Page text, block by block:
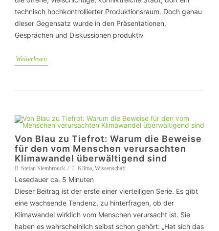
technisch hochkontrollierter Produktionsraum. Doch genau
dieser Gegensatz wurde in den Präsentationen,
Gesprächen und Diskussionen produktiv
Weiterlesen
Von Blau zu Tiefrot: Warum die Beweise
für den vom Menschen verursachten
Klimawandel überwältigend sind
Stefan Slembrouck Klima, Wissenschaft
Lesedauer ca. 5 Minuten
Dieser Beitrag ist der erste einer vierteiligen Serie. Es gibt
eine wachsende Tendenz, zu hinterfragen, ob der
Klimawandel wirklich vom Menschen verursacht ist. Sie
haben es wahrscheinlich selbst schon gehört: „Hat sich das